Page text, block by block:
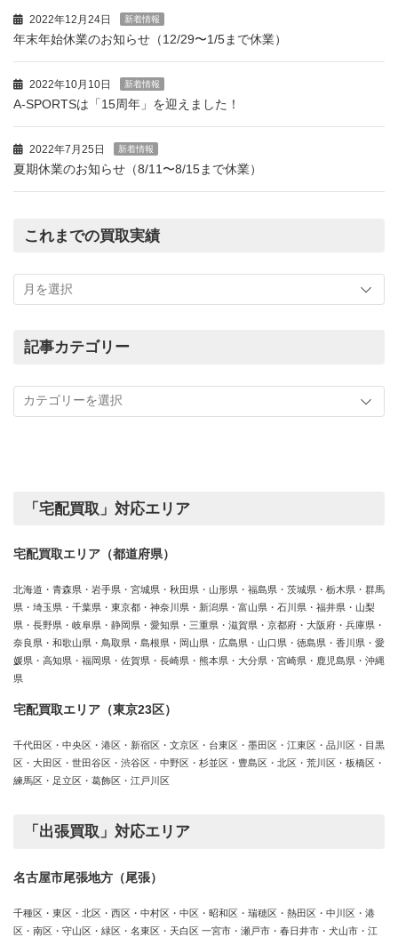
2022年12月24日 新着情報
年末年始休業のお知らせ（12/29〜1/5まで休業）
2022年10月10日 新着情報
A-SPORTSは「15周年」を迎えました！
2022年7月25日 新着情報
夏期休業のお知らせ（8/11〜8/15まで休業）
これまでの買取実績
ま
の
績
記事カテゴリー
カ
「宅配買取」対応エリア
宅配買取エリア（都道府県）
北海道・青森県・岩手県・宮城県・秋田県・山形県・福島県・茨城県・栃木県・群馬
県・埼玉県・千葉県・東京都・神奈川県・新潟県・富山県・石川県・福井県・山梨
県・長野県・岐阜県・静岡県・愛知県・三重県・滋賀県・京都府・大阪府・兵庫県・
奈良県・和歌山県・鳥取県・島根県・岡山県・広島県・山口県・徳島県・香川県・愛
媛県・高知県・福岡県・佐賀県・長崎県・熊本県・大分県・宮崎県・鹿児島県・沖縄
県
宅配買取エリア（東京23区）
千代田区・中央区・港区・新宿区・文京区・台東区・墨田区・江東区・品川区・目黒
区・大田区・世田谷区・渋谷区・中野区・杉並区・豊島区・北区・荒川区・板橋区・
練馬区・足立区・葛飾区・江戸川区
「出張買取」対応エリア
名古屋市尾張地方（尾張）
千種区・東区・北区・西区・中村区・中区・昭和区・瑞穂区・熱田区・中川区・港
区・南区・守山区・緑区・名東区・天白区 一宮市・瀬戸市・春日井市・犬山市・江